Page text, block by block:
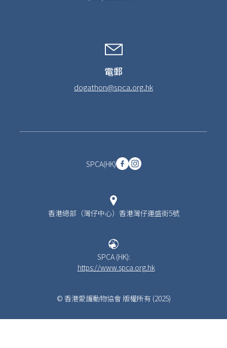
電郵
dogathon@spca.org.hk
香港總部（灣仔中心）香港灣仔運盛街5號
SPCA (HK):
https://www.spca.org.hk
© 香港愛護動物協會 版權所有 (2025)
SPCA(HK)